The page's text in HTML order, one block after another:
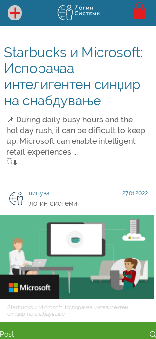
Starbucks и Microsoft:
Испорачаа
интелигентен синџир
на снабдување
📌 During daily busy hours and the
holiday rush, it can be difficult to keep
up. Microsoft can enable intelligent
retail experiences ...
👇⬇️
пишува: 27.01.2022
логин системи
Starbucks и Microsoft: Испорачаа интелигентен
синџир на снабдување
Post